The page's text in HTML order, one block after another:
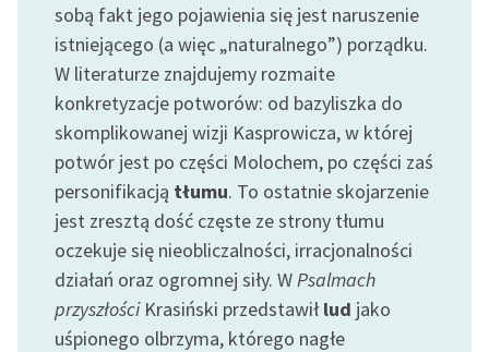
sobą fakt jego pojawienia się jest naruszenie
istniejącego (a więc „naturalnego”) porządku.
W literaturze znajdujemy rozmaite
konkretyzacje potworów: od bazyliszka do
skomplikowanej wizji Kasprowicza, w której
potwór jest po części Molochem, po części zaś
personifikacją tłumu. To ostatnie skojarzenie
jest zresztą dość częste ze strony tłumu
oczekuje się nieobliczalności, irracjonalności
działań oraz ogromnej siły. WPsalmach
przyszłościKrasiński przedstawiłlud jako
uśpionego olbrzyma, którego nagłe